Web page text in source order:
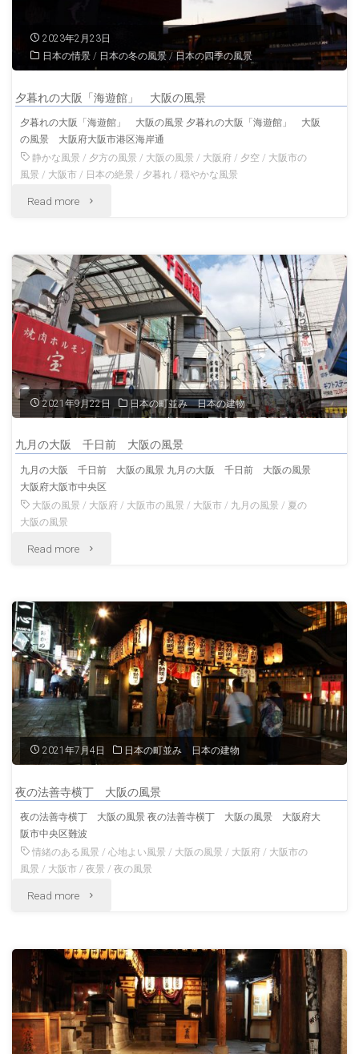
七
大
阪
の
風
2023年2月23日
日本の情景 / 日本の冬の風景 / 日本の四季の風景
夕暮れの大阪「海遊館」 大阪の風景
夕暮れの大阪「海遊館」 大阪の風景 夕暮れの大阪「海遊館」 大阪
の風景 大阪府大阪市港区海岸通
静かな風景 / 夕方の風景 / 大阪の風景 / 大阪府 / 夕空 / 大阪市の
風景 / 大阪市 / 日本の絶景 / 夕暮れ /穏やかな風景
Read more "夕
れ
の
大
阪
「海
館」
大
の
景"
2021年9月22日 日本の町並み 日本の建物
九月の大阪 千日前 大阪の風景
九月の大阪 千日前 大阪の風景 九月の大阪 千日前 大阪の風景
大阪府大阪市中央区
大阪の風景 / 大阪府 / 大阪市の風景 / 大阪市 / 九月の風景 / 夏の
大阪の風景
Read more "九
の
大
阪
千
日
大
阪
の
風
2021年7月4日 日本の町並み 日本の建物
夜の法善寺横丁 大阪の風景
夜の法善寺横丁 大阪の風景 夜の法善寺横丁 大阪の風景 大阪府大
阪市中央区難波
情緒のある風景 /心地よい風景 / 大阪の風景 / 大阪府 / 大阪市の
風景 / 大阪市 /夜景 /夜の風景
Read more "夜
法
善
寺